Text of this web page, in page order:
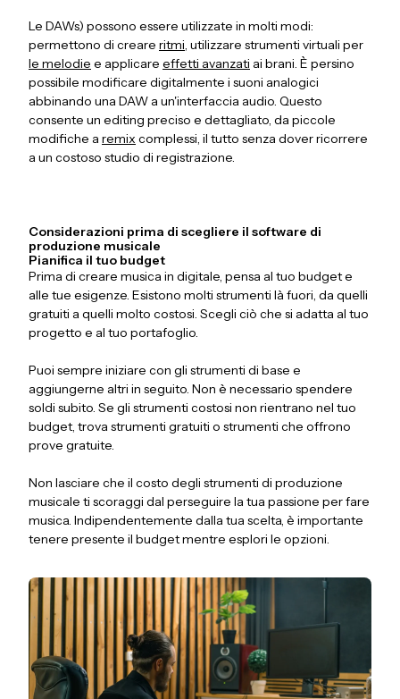
Le DAWs) possono essere utilizzate in molti modi:
permettono di creare ritmi, utilizzare strumenti virtuali per
le melodie e applicare effetti avanzati ai brani. È persino
possibile modificare digitalmente i suoni analogici
abbinando una DAW a un'interfaccia audio. Questo
consente un editing preciso e dettagliato, da piccole
modifiche a remix complessi, il tutto senza dover ricorrere
a un costoso studio di registrazione.
Considerazioni prima di scegliere il software di
produzione musicale
Pianifica il tuo budget
Prima di creare musica in digitale, pensa al tuo budget e
alle tue esigenze. Esistono molti strumenti là fuori, da quelli
gratuiti a quelli molto costosi. Scegli ciò che si adatta al tuo
progetto e al tuo portafoglio.
Puoi sempre iniziare con gli strumenti di base e
aggiungerne altri in seguito. Non è necessario spendere
soldi subito. Se gli strumenti costosi non rientrano nel tuo
budget, trova strumenti gratuiti o strumenti che offrono
prove gratuite.
Non lasciare che il costo degli strumenti di produzione
musicale ti scoraggi dal perseguire la tua passione per fare
musica. Indipendentemente dalla tua scelta, è importante
tenere presente il budget mentre esplori le opzioni.